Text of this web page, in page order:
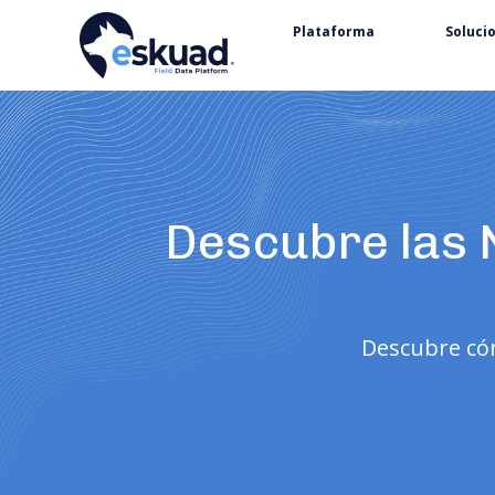
Plataforma
Descubre las
Descubre